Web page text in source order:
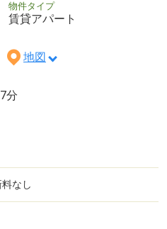
物件タイプ
賃貸アパート
地図
分
なし